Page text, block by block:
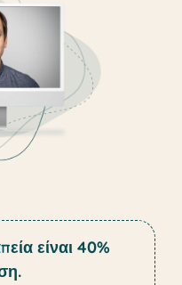
είναι 40%